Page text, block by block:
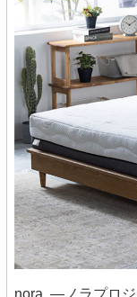
nora. ―ノラプロ